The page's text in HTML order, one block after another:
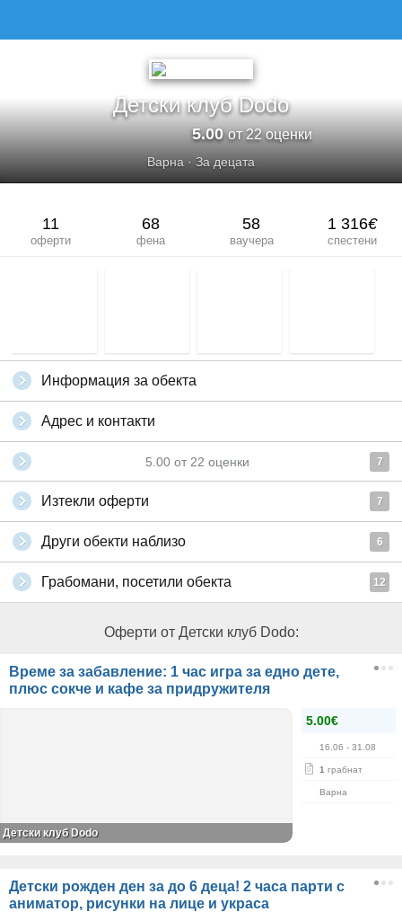
Детски клуб Dodo
5.00от 22 оценки
Варна · За децата
11
оферти
68
фена
58
ваучера
1 316€
спестени
Информация за обекта
Адрес и контакти
5.00 от 22 оценки 7
Изтекли оферти 7
Други обекти наблизо 6
Грабомани, посетили обекта 12
Оферти от Детски клуб Dodo:
Време за забавление: 1 час игра за едно дете,
плюс сокче и кафе за придружителя
5.00€
16.06 - 31.08
1 грабнат
Варна
Детски клуб Dodo
Детски рожден ден за до 6 деца! 2 часа парти с
аниматор, рисунки на лице и украса